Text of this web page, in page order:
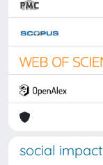
social impact